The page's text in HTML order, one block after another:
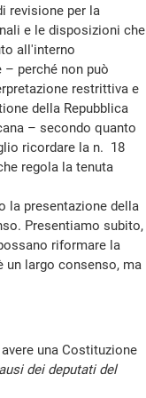
revisione per la
e le disposizioni che
all'interno
perché non può
restrittiva e
della Repubblica
– secondo quanto
ricordare la n. 18
regola la tenuta
la presentazione della
Presentiamo subito,
riformare la
un largo consenso, ma
una Costituzione
dei deputati del